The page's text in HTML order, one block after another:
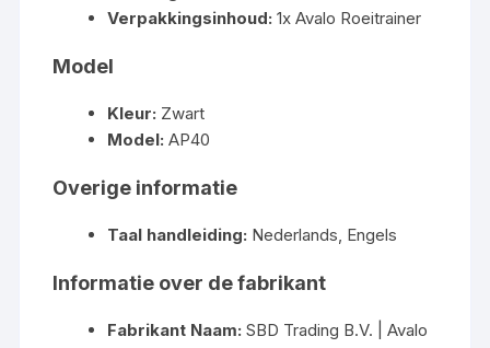
Verpakkingsinhoud: 1x Avalo Roeitrainer
Model
Kleur: Zwart
Model: AP40
Overige informatie
Taal handleiding: Nederlands, Engels
Informatie over de fabrikant
Fabrikant Naam: SBD Trading B.V. | Avalo